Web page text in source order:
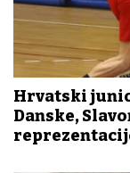
Hrvatski
Danske,